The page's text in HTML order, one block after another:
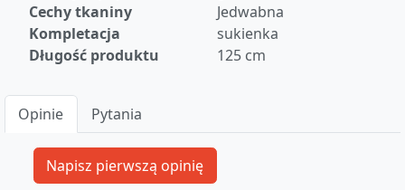
Cechy tkaniny
Jedwabna
Kompletacja
sukienka
Długość produktu
125 cm
Opinie Pytania